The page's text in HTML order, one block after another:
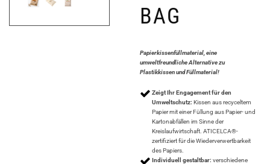
BAG
Papierkissenfüllmaterial, eine
umweltfreundliche Alternative zu
Plastikkissen und Füllmaterial!
Zeigt Ihr Engagement für den
Umweltschutz:Kissen aus recyceltem
Papier mit einer Füllung aus Papier- und
Kartonabfällen im Sinne der
Kreislaufwirtschaft. ATICELCA®-
zertifiziert für die Wiederverwertbarkeit
des Papiers.
Individuell gestaltbar: verschiedene